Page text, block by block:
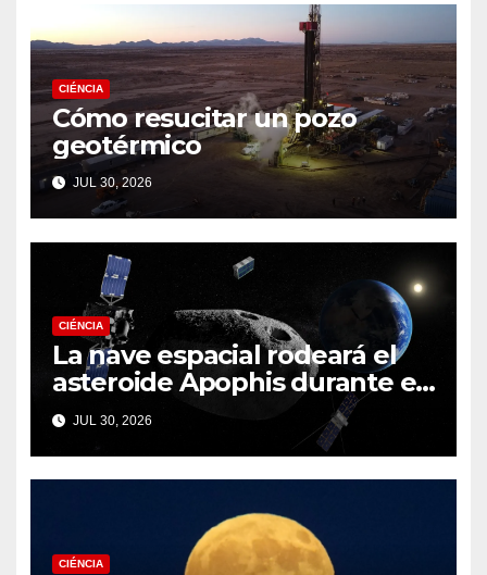
CIÉNCIA
Cómo resucitar un pozo
geotérmico
JUL 30, 2026
CIÉNCIA
La nave espacial rodeará el
asteroide Apophis durante el
fatídico sobrevuelo de la
Tierra en 2029
JUL 30, 2026
CIÉNCIA